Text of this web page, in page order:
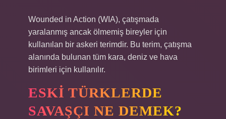
Wounded in Action (WIA), çatışmada
yaralanmış ancak ölmemiş bireyler için
kullanılan bir askeri terimdir. Bu terim, çatışma
alanında bulunan tüm kara, deniz ve hava
birimleri için kullanılır.
ESKI TÜRKLERDE
SAVAŞÇI NE DEMEK?